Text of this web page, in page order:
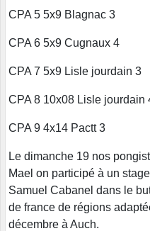
CPA 5 5x9 Blagnac 3
CPA 6 5x9 Cugnaux 4
CPA 7 5x9 Lisle jourdain 3
CPA 8 10x08 Lisle jourdain
CPA 9 4x14 Pactt 3
Le dimanche 19 nos
Mael on participé à un
Samuel Cabanel dans le
de france de régions
décembre à Auch.